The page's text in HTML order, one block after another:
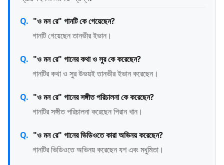
"ও মন রে" গানটি কে গেয়েছেন?
গানটি গেয়েছেন তানভীর ইভান।
"ও মন রে" গানের কথা ও সুর কে করেছেন?
গানটির কথা ও সুর উভয়ই তানভীর ইভান করেছেন।
"ও মন রে" গানের সঙ্গীত পরিচালনা কে করেছেন?
গানটির সঙ্গীত পরিচালনা করেছেন পিরান খান।
"ও মন রে" গানের ভিডিওতে কারা অভিনয় করেছেন?
গানটির ভিডিওতে অভিনয় করেছেন যশ এবং মধুমিতা।